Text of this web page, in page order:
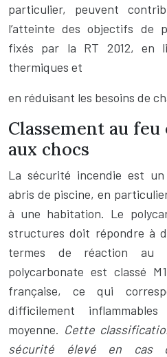
particulier, peuvent
l’atteinte des objectifs de
fixés par la RT 2012, en
thermiques et
en réduisant les besoins de
Classement au
aux chocs
La sécurité incendie est
abris de piscine, en
à une habitation. Le
structures doit répondre à
termes de réaction au
polycarbonate est classé
française, ce qui
difficilement
moyenne. Cette
sécurité élevé en cas